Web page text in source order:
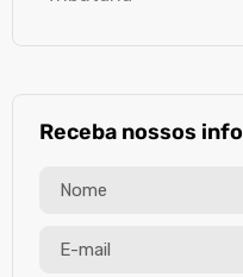
Receba nossos